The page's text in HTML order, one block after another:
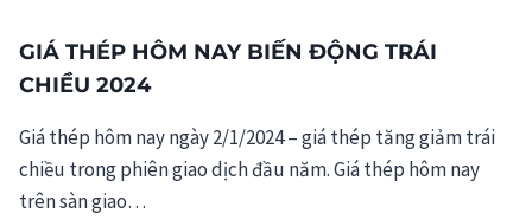
GIÁ THÉP HÔM NAY BIẾN ĐỘNG TRÁI
CHIỀU 2024
Giá thép hôm nay ngày 2/1/2024 – giá thép tăng giảm trái
chiều trong phiên giao dịch đầu năm. Giá thép hôm nay
trên sàn giao…